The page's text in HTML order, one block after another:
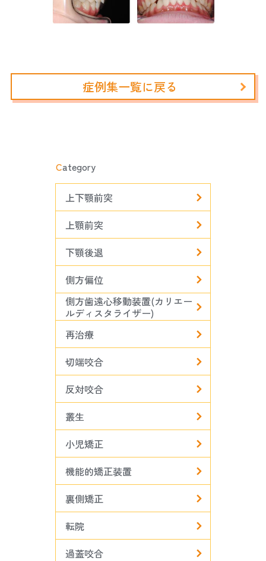
症例集一覧に戻る
Category
上下顎前突
上顎前突
下顎後退
側方偏位
側方歯遠心移動装置(カリエー
ルディスタライザー)
再治療
切端咬合
反対咬合
叢生
小児矯正
機能的矯正装置
裏側矯正
転院
過蓋咬合